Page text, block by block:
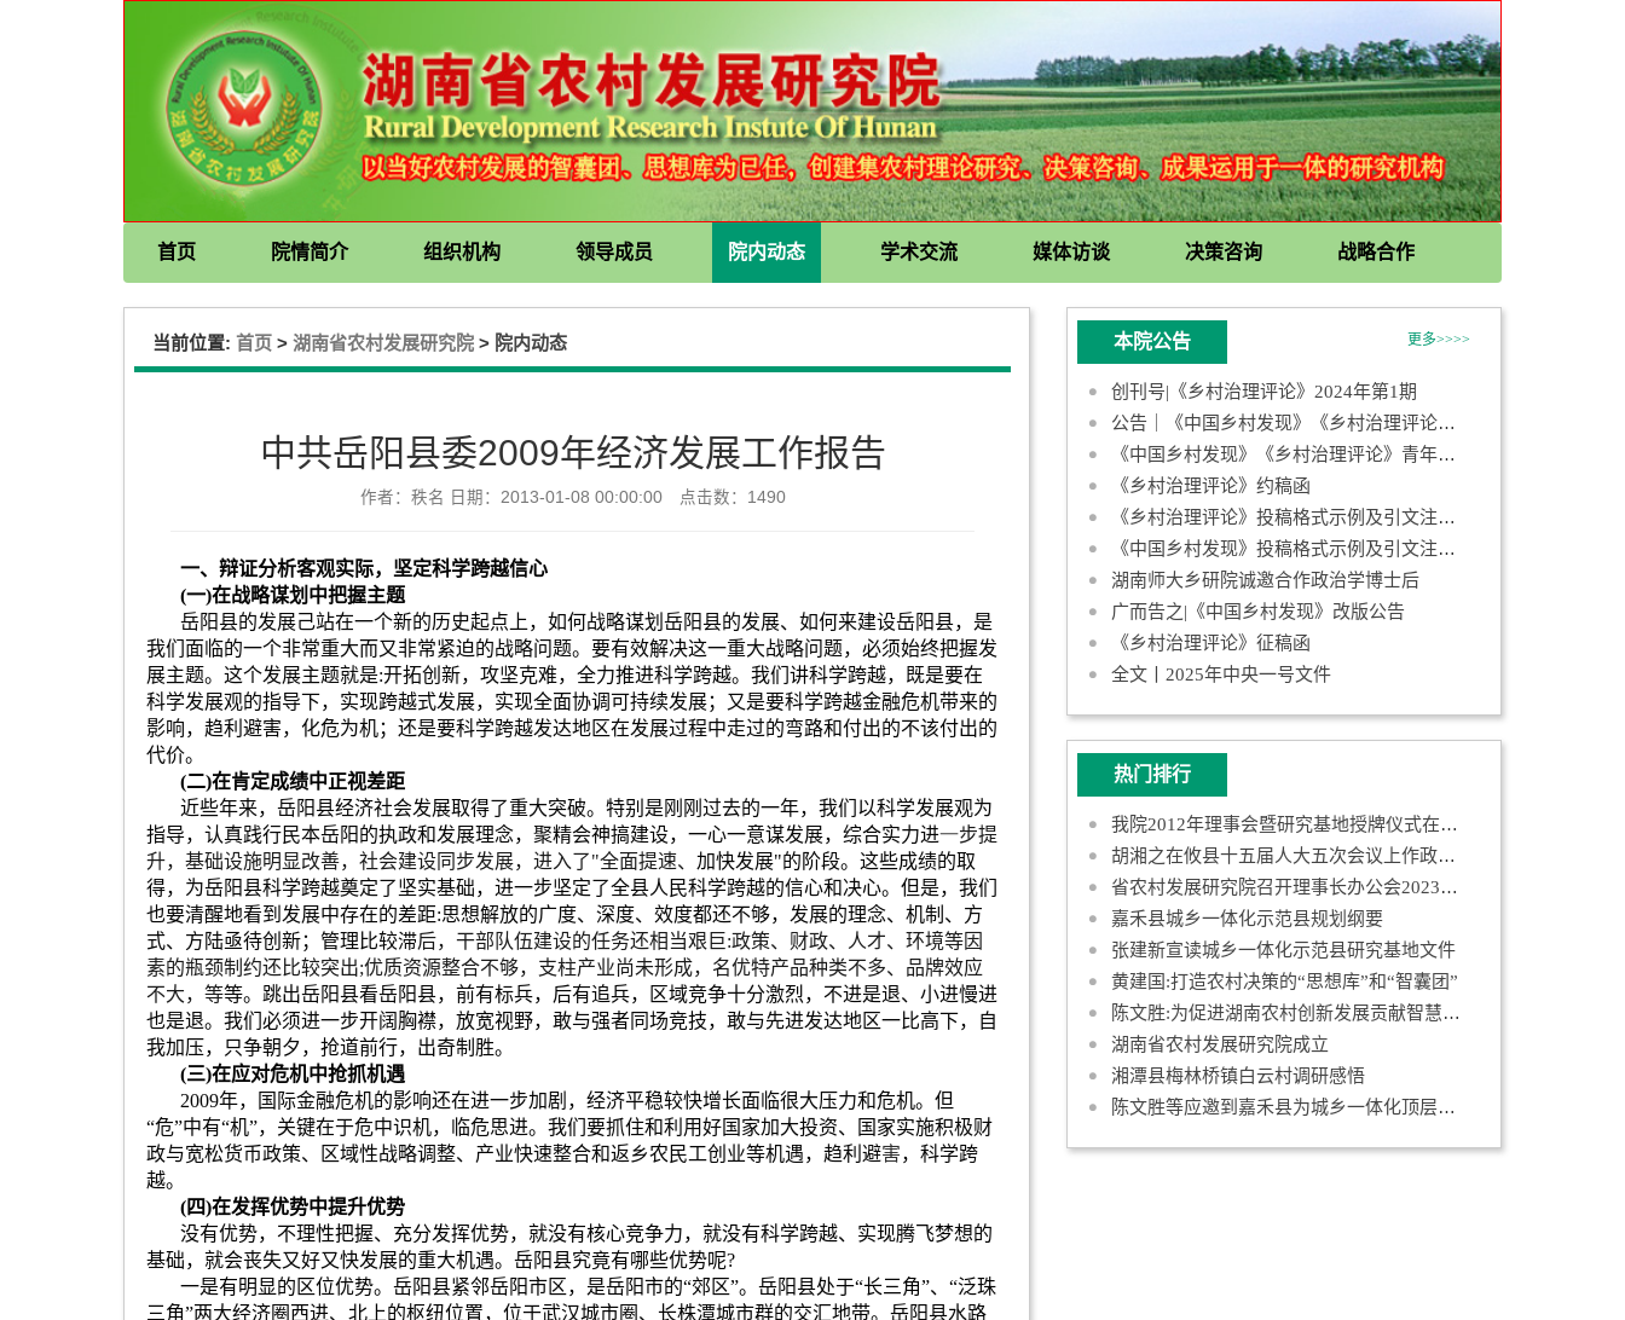
首页 院情简介 组织机构 领导成员 院内动态 学术交流 媒体访谈 决策咨询 战略合作
当前位置: 首页 > 湖南省农村发展研究院 > 院内动态
中共岳阳县委2009年经济发展工作报告
作者：秩名 日期：2013-01-08 00:00:00 点击数： 1490
一、辩证分析客观实际，坚定科学跨越信心
(一)在战略谋划中把握主题
岳阳县的发展己站在一个新的历史起点上，如何战略谋划岳阳县的发展、如何来建设岳阳县，是
我们面临的一个非常重大而又非常紧迫的战略问题。要有效解决这一重大战略问题，必须始终把握发
展主题。这个发展主题就是:开拓创新，攻坚克难，全力推进科学跨越。我们讲科学跨越，既是要在
科学发展观的指导下，实现跨越式发展，实现全面协调可持续发展；又是要科学跨越金融危机带来的
影响，趋利避害，化危为机；还是要科学跨越发达地区在发展过程中走过的弯路和付出的不该付出的
代价。
(二)在肯定成绩中正视差距
近些年来，岳阳县经济社会发展取得了重大突破。特别是刚刚过去的一年，我们以科学发展观为
指导，认真践行民本岳阳的执政和发展理念，聚精会神搞建设，一心一意谋发展，综合实力进一步提
升，基础设施明显改善，社会建设同步发展，进入了"全面提速、 加快发展"的阶段。这些成绩的取
得，为岳阳县科学跨越奠定了坚实基础，进一步坚定了全县人民科学跨越的信心和决心。但是，我们
也要清醒地看到发展中存在的差距:思想解放的广度、深度、效度都还不够，发展的理念、机制、方
式、方陆亟待创新；管理比较滞后，干部队伍建设的任务还相当艰巨:政策、财政、人才、环境等因
素的瓶颈制约还比较突出;优质资源整合不够，支柱产业尚未形成，名优特产品种类不多、品牌效应
不大，等等。跳出岳阳县看岳阳县，前有标兵，后有追兵，区域竞争十分激烈，不进是退、小进慢进
也是退。我们必须进一步开阔胸襟，放宽视野，敢与强者同场竞技，敢与先进发达地区一比高下，自
我加压，只争朝夕，抢道前行，出奇制胜。
(三)在应对危机中抢抓机遇
2009年，国际金融危机的影响还在进一步加剧，经济平稳较快增长面临很大压力和危机。但
“危”中有“机”，关键在于危中识机，临危思进。我们要抓住和利用好国家加大投资、国家实施积极财
政与宽松货币政策、区域性战略调整、产业快速整合和返乡农民工创业等机遇，趋利避害，科学跨
越。
(四)在发挥优势中提升优势
没有优势，不理性把握、充分发挥优势，就没有核心竞争力，就没有科学跨越、实现腾飞梦想的
基础，就会丧失又好又快发展的重大机遇。岳阳县究竟有哪些优势呢?
一是有明显的区位优势。岳阳县紧邻岳阳市区，是岳阳市的“郊区”。岳阳县处于“长三角”、 “泛珠
三角”两大经济圈西进、北上的枢纽位置，位于武汉城市圈、长株潭城市群的交汇地带。岳阳县水路
本院公告 更多>>>>
创刊号|《乡村治理评论》2024年第1期
公告｜《中国乡村发现》《乡村治理评论》第一届青年编委会成员名
《中国乡村发现》《乡村治理评论》青年编委招募启事
《乡村治理评论》约稿函
《乡村治理评论》投稿格式示例及引文注释规范
《中国乡村发现》投稿格式示例及引文注释规范
湖南师大乡研院诚邀合作政治学博士后
广而告之|《中国乡村发现》改版公告
《乡村治理评论》征稿函
全文丨2025年中央一号文件
热门排行
我院2012年理事会暨研究基地授牌仪式在长沙举行
胡湘之在攸县十五届人大五次会议上作政府工作报告
省农村发展研究院召开理事长办公会2023年第一次会议
嘉禾县城乡一体化示范县规划纲要
张建新宣读城乡一体化示范县研究基地文件
黄建国:打造农村决策的“思想库”和“智囊团”
陈文胜:为促进湖南农村创新发展贡献智慧和力量
湖南省农村发展研究院成立
湘潭县梅林桥镇白云村调研感悟
陈文胜等应邀到嘉禾县为城乡一体化顶层设计支招